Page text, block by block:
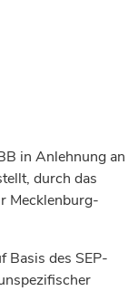
in Anlehnung an
durch das
Mecklenburg-
Basis des SEP-